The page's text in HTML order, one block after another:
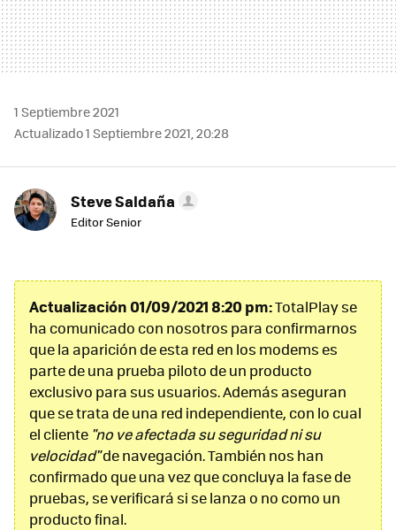
1 Septiembre 2021
Actualizado 1 Septiembre 2021, 20:28
Steve Saldaña
Editor Senior
Actualización 01/09/2021 8:20 pm:TotalPlay se
ha comunicado con nosotros para confirmarnos
que la aparición de esta red en los modems es
parte de una prueba piloto de un producto
exclusivo para sus usuarios. Además aseguran
que se trata de una red independiente, con lo cual
el cliente "no ve afectada su seguridad ni su
velocidad"de navegación. También nos han
confirmado que una vez que concluya la fase de
pruebas, se verificará si se lanza o no como un
producto final.